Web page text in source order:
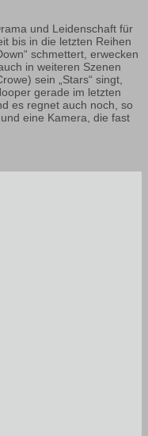
und Leidenschaft für
bis in die letzten Reihen
schmettert, erwecken
in weiteren Szenen
sein „Stars“ singt,
gerade im letzten
es regnet auch noch, so
eine Kamera, die fast